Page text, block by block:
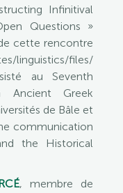
Infinitival
Questions »
cette rencontre
linguistics/files/
au Seventh
Ancient Greek
de Bâle et
communication
the Historical
, membre de